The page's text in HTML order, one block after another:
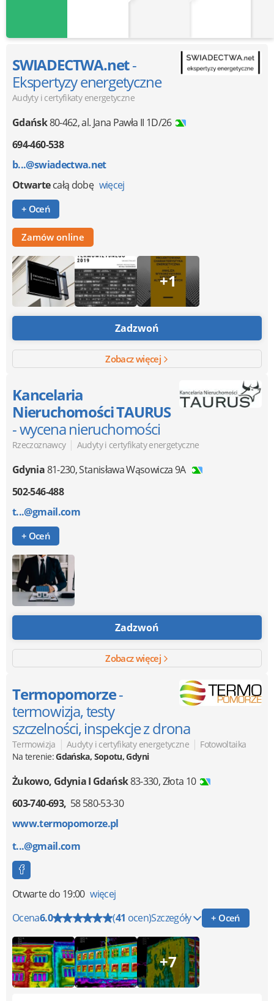
SWIADECTWA.net-
Ekspertyzy energetyczne
Audyty i certyfikaty energetyczne
Gdańsk80-462,al. Jana Pawła II 1D/26
694-460-538
b...@swiadectwa.net
Otwartecałą dobę więcej
+ Oceń
Zamów online
+1
Zadzwoń
Zobacz więcej
Kancelaria
Nieruchomości TAURUS
- wycena nieruchomości
Rzeczoznawcy | Audyty i certyfikaty energetyczne
Gdynia81-230,Stanisława Wąsowicza 9A
502-546-488
t...@gmail.com
+ Oceń
Zadzwoń
Zobacz więcej
Termopomorze-
termowizja, testy
szczelności, inspekcje z drona
Termowizja | Audyty i certyfikaty energetyczne | Fotowoltaika
Na terenie:Gdańska, Sopotu, Gdyni
Żukowo, Gdynia I Gdańsk83-330,Złota 10
603-740-693 58 580-53-30
www.termopomorze.pl
t...@gmail.com
Otwartedo 19:00 więcej
Ocena6.0 (41 ocen)Szczegóły + Oceń
+7